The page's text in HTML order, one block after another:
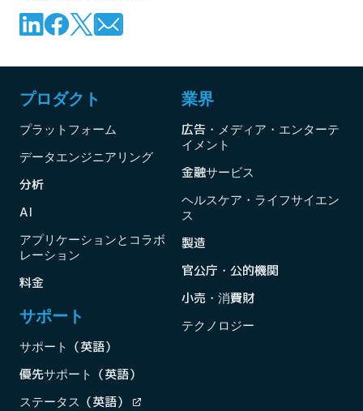
プロダクト
プラットフォーム
データエンジニアリング
分析
AI
アプリケーションとコラボ
レーション
料金
サポート
サポート（英語）
優先サポート（英語）
ステータス（英語）
業界
広告・メディア・エンターテ
イメント
金融サービス
ヘルスケア・ライフサイエン
ス
製造
官公庁・公的機関
小売・消費財
テクノロジー